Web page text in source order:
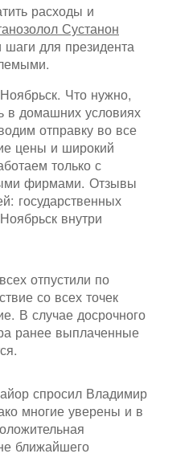
расходы и
Сустанон
шаги для президента
Что нужно,
в домашних условиях
отправку во все
цены и широкий
только с
фирмами. Отзывы
государственных
внутри
отпустили по
со всех точек
В случае досрочного
ранее выплаченные
спросил Владимир
многие уверены и в
ближайшего